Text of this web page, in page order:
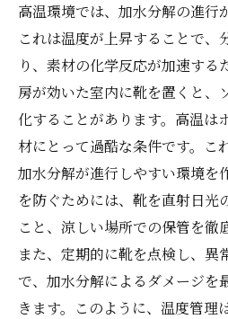
高温環境では、加水分解の進行
これは温度が上昇することで、
り、素材の化学反応が加速する
房が効いた室内に靴を置くと、
化することがあります。高温は
材にとって過酷な条件です。こ
加水分解が進行しやすい環境を
を防ぐためには、靴を直射日光
こと、涼しい場所での保管を徹
また、定期的に靴を点検し、異
で、加水分解によるダメージを
きます。このように、温度管理